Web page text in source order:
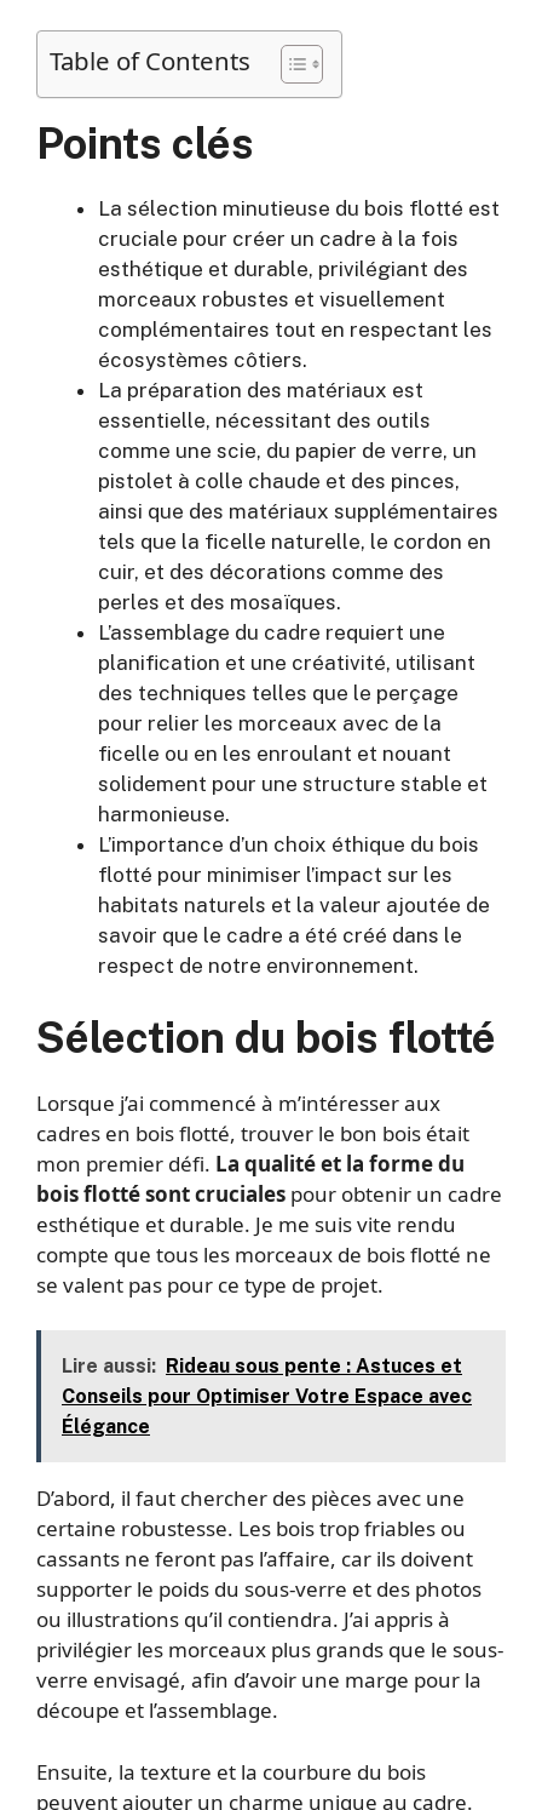
Table of Contents
Points clés
La sélection minutieuse du bois flotté est
cruciale pour créer un cadre à la fois
esthétique et durable, privilégiant des
morceaux robustes et visuellement
complémentaires tout en respectant les
écosystèmes côtiers.
La préparation des matériaux est
essentielle, nécessitant des outils
comme une scie, du papier de verre, un
pistolet à colle chaude et des pinces,
ainsi que des matériaux supplémentaires
tels que la ficelle naturelle, le cordon en
cuir, et des décorations comme des
perles et des mosaïques.
L’assemblage du cadre requiert une
planification et une créativité, utilisant
des techniques telles que le perçage
pour relier les morceaux avec de la
ficelle ou en les enroulant et nouant
solidement pour une structure stable et
harmonieuse.
L’importance d’un choix éthique du bois
flotté pour minimiser l’impact sur les
habitats naturels et la valeur ajoutée de
savoir que le cadre a été créé dans le
respect de notre environnement.
Sélection du bois flotté
Lorsque j’ai commencé à m’intéresser aux
cadres en bois flotté, trouver le bon bois était
mon premier défi. La qualité et la forme du
bois flotté sont cruciales pour obtenir un cadre
esthétique et durable. Je me suis vite rendu
compte que tous les morceaux de bois flotté ne
se valent pas pour ce type de projet.
Lire aussi: Rideau sous pente : Astuces et
Conseils pour Optimiser Votre Espace avec
Élégance
D’abord, il faut chercher des pièces avec une
certaine robustesse. Les bois trop friables ou
cassants ne feront pas l’affaire, car ils doivent
supporter le poids du sous-verre et des photos
ou illustrations qu’il contiendra. J’ai appris à
privilégier les morceaux plus grands que le sous-
verre envisagé, afin d’avoir une marge pour la
découpe et l’assemblage.
Ensuite, la texture et la courbure du bois
peuvent ajouter un charme unique au cadre.